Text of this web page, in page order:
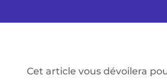
Cet article vous dévoilera